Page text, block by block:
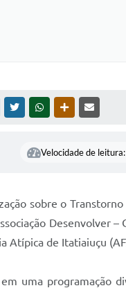
MESSENGER
TWITTERWHATSAPPOUTRAS MÍDIAS
Velocidade de leitura:
sobre o
Desenvolver
Atípica de Itatiaiuçu
uma programação